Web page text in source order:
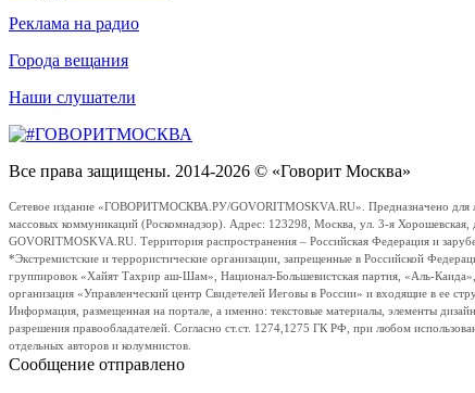
Реклама на радио
Города вещания
Наши слушатели
Все права защищены. 2014-2026 © «Говорит Москва»
Сетевое издание «ГОВОРИТМОСКВА.РУ/GOVORITMOSKVA.RU». Предназначено для
массовых коммуникаций (Роскомнадзор). Адрес: 123298, Москва, ул. 3-я
GOVORITMOSKVA.RU. Территория распространения – Российская Федерация и
*Экстремистские и террористические организации, запрещенные в Российской
группировок «Хайят Тахрир аш-Шам», Национал-Большевистская партия, «Аль-
организация «Управленческий центр Свидетелей Иеговы в России» и входящие в ее
Информация, размещенная на портале, а именно: текстовые материалы, элементы
разрешения правообладателей. Согласно ст.ст. 1274,1275 ГК РФ, при любом
отдельных авторов и колумнистов.
Сообщение отправлено